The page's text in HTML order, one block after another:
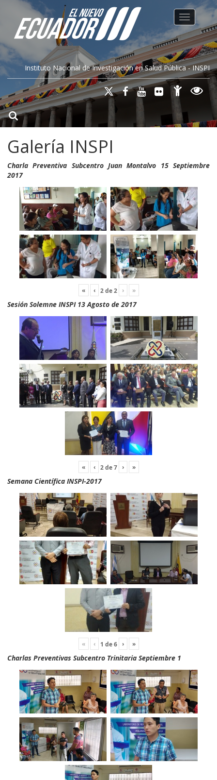
Instituto Nacional de Investigación en Salud Pública - INSPI
Toggle
Galería INSPI
Charla Preventiva Subcentro Juan Montalvo 15 Septiembre
2017
« ‹ 2de2 › »
Sesión Solemne INSPI 13 Agosto de 2017
« ‹ 2de7 › »
Semana Científica INSPI-2017
« ‹ 1 de6 › »
Charlas Preventivas Subcentro Trinitaria Septiembre 1